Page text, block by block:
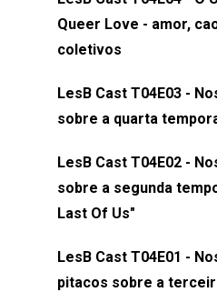
claro, tudo o que esse
sobre amor sáfico!Você
comentários, perguntas ou
nos envie uma mensagem
esqueça de visitar nosso
sociais:Twitter:
(⁠⁠⁠⁠@brunarfentanes⁠⁠⁠⁠) e
Queer Love - amor,
coletivos
LesB Cast T04E03 -
sobre a quarta
LesB Cast T04E02 -
sobre a segunda
Last Of Us"
LesB Cast T04E01 -
pitacos sobre a